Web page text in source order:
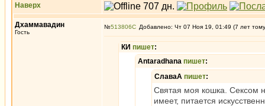
Наверх
Дхаммавадин
Гость
№513806 Добавлено: Чт 07 Ноя 19, 01:49 (7 лет
КИ пишет:
Antaradhana пишет:
СлаваА пишет:
Святая моя кошка. Сексом
имеет, питается